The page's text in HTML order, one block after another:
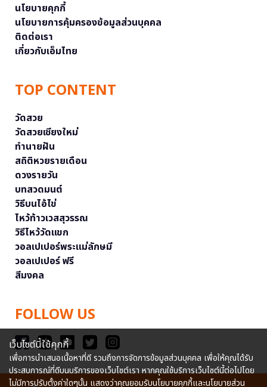
นโยบายคุกกี้
นโยบายการคุ้มครองข้อมูลส่วนบุคคล
ติดต่อเรา
เกี่ยวกับเอ็มไทย
TOP CONTENT
วัดสวย
วัดสวยเชียงใหม่
ทำนายฝัน
สถิติหวยรายเดือน
ดวงรายวัน
บทสวดมนต์
วิธีบนไอ้ไข่
ไหว้ท้าวเวสสุวรรณ
วิธีไหว้วัดแขก
วอลเปเปอร์พระแม่ลักษมี
วอลเปเปอร์ ฟรี
สีมงคล
FOLLOW US
เว็บไซต์นี้ใช้คุกกี้
เพื่อการนำเสนอเนื้อหาที่ดี รวมถึงการจัดการข้อมูลส่วนบุคคล เพื่อให้คุณได้รับ
ประสบการณ์ที่ดีบนบริการของเว็บไซต์เรา หากคุณใช้บริการเว็บไซต์นี้ต่อไปโดย
ไม่มีการปรับตั้งค่าใดๆนั้น แสดงว่าคุณยอมรับนโยบายคุกกี้และนโยบายส่วน